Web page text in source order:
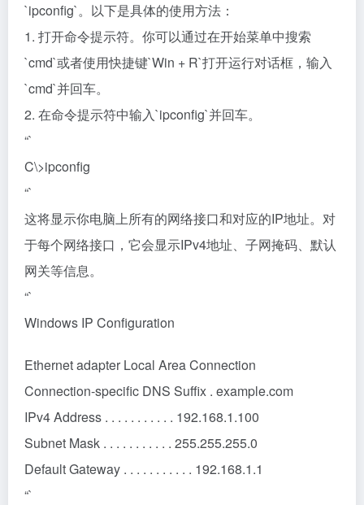
`ipconfig`。以下是具体的使用方法：
1. 打开命令提示符。你可以通过在开始菜单中搜索
`cmd`或者使用快捷键`Win + R`打开运行对话框，输入
`cmd`并回车。
2. 在命令提示符中输入`ipconfig`并回车。
“`
C\>ipconfig
“`
这将显示你电脑上所有的网络接口和对应的IP地址。对
于每个网络接口，它会显示IPv4地址、子网掩码、默认
网关等信息。
“`
Windows IP Configuration
Ethernet adapter Local Area Connection
Connection-specific DNS Suffix . example.com
IPv4 Address . . . . . . . . . . . 192.168.1.100
Subnet Mask . . . . . . . . . . . 255.255.255.0
Default Gateway . . . . . . . . . . . 192.168.1.1
“`